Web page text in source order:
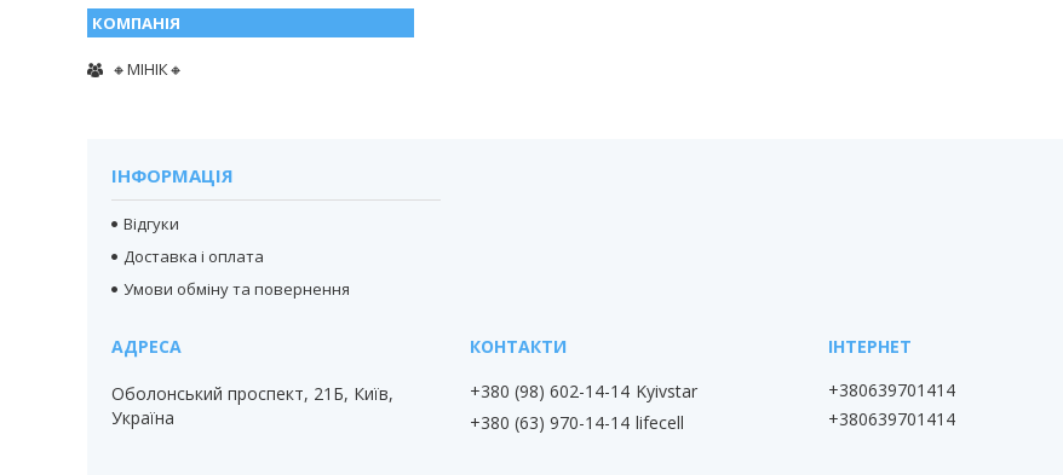
🔸МІНІК🔸
ІНФОРМАЦІЯ
Відгуки
Доставка і оплата
Умови обміну та повернення
Оболонський проспект, 21Б, Київ,
Україна
+380 (98) 602-14-14 Kyivstar
+380 (63) 970-14-14 lifecell
+380639701414
+380639701414